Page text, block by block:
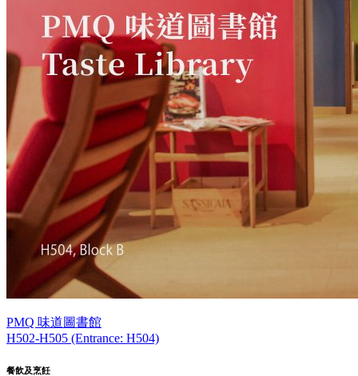
PMQ 味道圖書館
H502-H505 (Entrance: H504)
餐飲及烹飪